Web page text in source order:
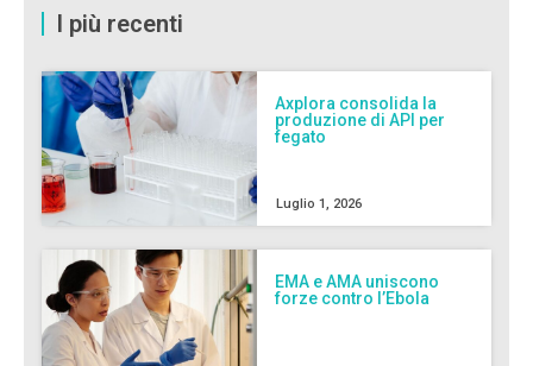
I più recenti
Axplora consolida la
produzione di API per
fegato
Luglio 1, 2026
EMA e AMA uniscono
forze contro l’Ebola